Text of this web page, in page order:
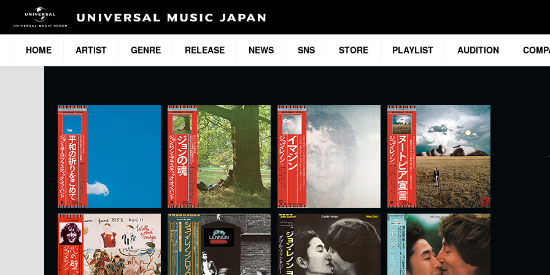
HOME ARTIST GENRE RELEASE NEWS SNS STORE PLAYLIST AUDITION